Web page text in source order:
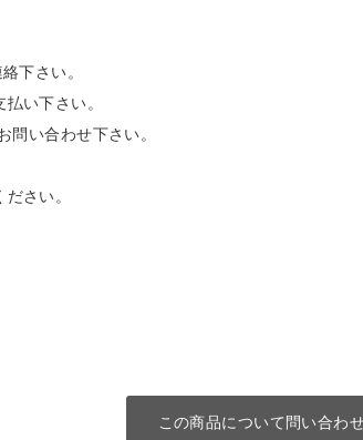
下さい。
い下さい。
い合わせ下さい。
さい。
この商品について問い合わ